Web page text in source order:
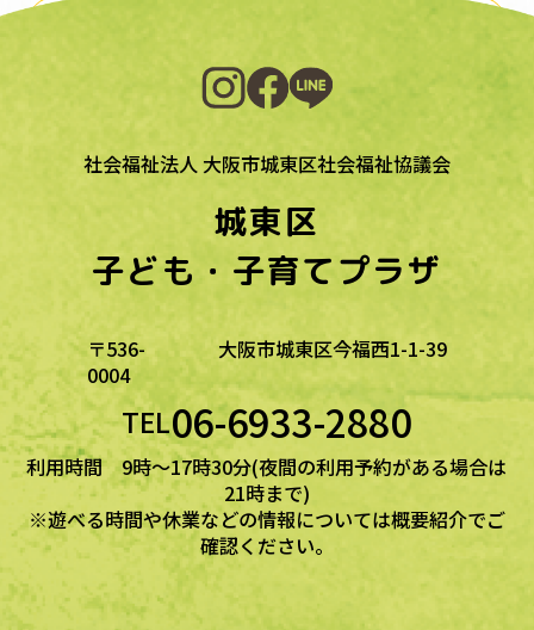
一覧に戻る
社会福祉法人 大阪市城東区社会福祉協議会
城東区
子ども・子育てプラザ
〒536-
0004
大阪市城東区今福西1-1-39
TEL06-6933-2880
利用時間 9時～17時30分(夜間の利用予約がある場合は
21時まで)
※遊べる時間や休業などの情報については概要紹介でご
確認ください。